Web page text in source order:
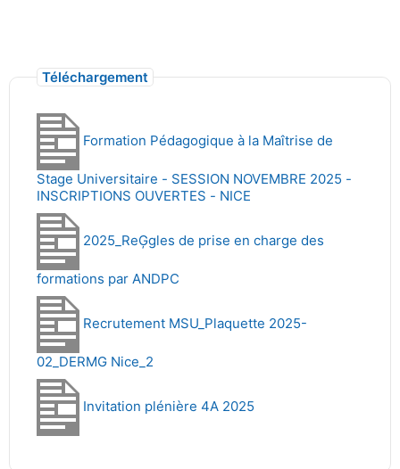
Téléchargement
Formation Pédagogique à la Maîtrise de
Stage Universitaire - SESSION NOVEMBRE 2025 -
INSCRIPTIONS OUVERTES - NICE
2025_ReĢgles de prise en charge des
formations par ANDPC
Recrutement MSU_Plaquette 2025-
02_DERMG Nice_2
Invitation plénière 4A 2025